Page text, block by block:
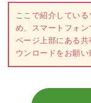
ここで紹介してい
め、スマートフォン
ページ上部にある
ウンロードをお願い